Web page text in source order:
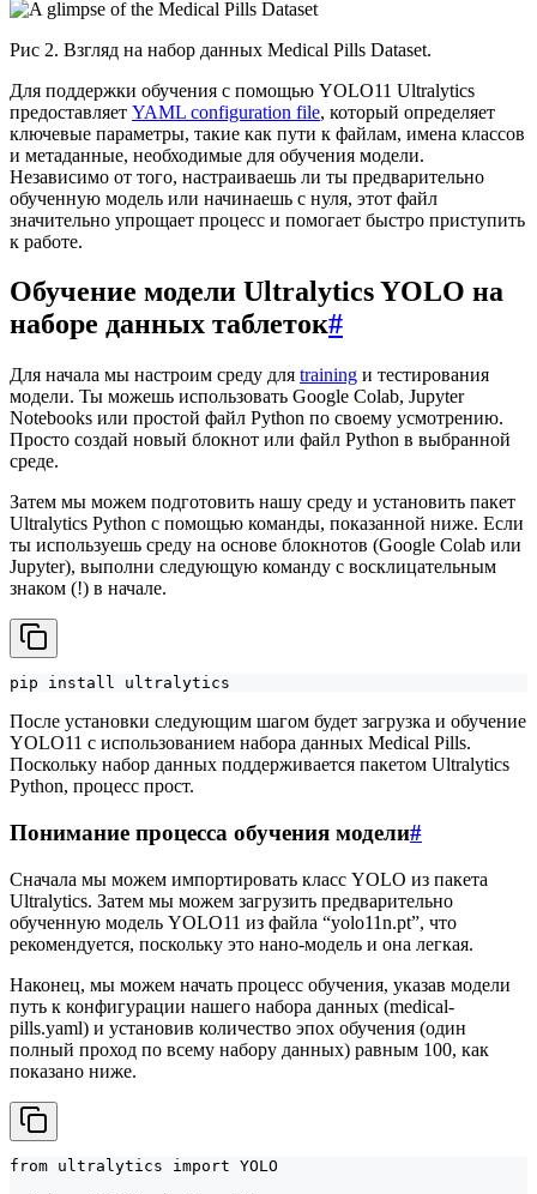
Рис 2. Взгляд на набор данных Medical Pills Dataset.
Для поддержки обучения с помощью YOLO11 Ultralytics
предоставляет YAML configuration file, который определяет
ключевые параметры, такие как пути к файлам, имена классов
и метаданные, необходимые для обучения модели.
Независимо от того, настраиваешь ли ты предварительно
обученную модель или начинаешь с нуля, этот файл
значительно упрощает процесс и помогает быстро приступить
к работе.
Обучение модели Ultralytics YOLO на
наборе данных таблеток#
Для начала мы настроим среду для training и тестирования
модели. Ты можешь использовать Google Colab, Jupyter
Notebooks или простой файл Python по своему усмотрению.
Просто создай новый блокнот или файл Python в выбранной
среде.
Затем мы можем подготовить нашу среду и установить пакет
Ultralytics Python с помощью команды, показанной ниже. Если
ты используешь среду на основе блокнотов (Google Colab или
Jupyter), выполни следующую команду с восклицательным
знаком (!) в начале.
pip install ultralytics
После установки следующим шагом будет загрузка и обучение
YOLO11 с использованием набора данных Medical Pills.
Поскольку набор данных поддерживается пакетом Ultralytics
Python, процесс прост.
Понимание процесса обучения модели#
Сначала мы можем импортировать класс YOLO из пакета
Ultralytics. Затем мы можем загрузить предварительно
обученную модель YOLO11 из файла “yolo11n.pt”, что
рекомендуется, поскольку это нано-модель и она легкая.
Наконец, мы можем начать процесс обучения, указав модели
путь к конфигурации нашего набора данных (medical-
pills.yaml) и установив количество эпох обучения (один
полный проход по всему набору данных) равным 100, как
показано ниже.
from ultralytics import YOLO